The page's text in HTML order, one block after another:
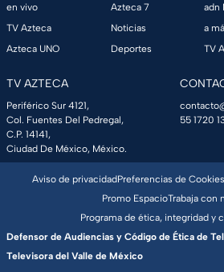
en vivo
TV Azteca
Azteca UNO
Azteca 7
Noticias
Deportes
adn
a
TV
TV AZTECA
Periférico Sur 4121,
Col. Fuentes Del Pedregal,
C.P. 14141,
Ciudad De México, México.
55 1720
Aviso de privacidadPreferencias de Cookies
Promo EspacioTrabaja con
Programa de ética, integridad y
Defensor de Audiencias y Código de Ética de
Televisora del Valle de México